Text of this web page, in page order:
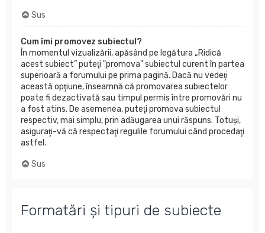
Sus
Cum îmi promovez subiectul?
În momentul vizualizării, apăsând pe legătura „Ridică
acest subiect” puteţi "promova" subiectul curent în partea
superioară a forumului pe prima pagină. Dacă nu vedeţi
această opţiune, înseamnă că promovarea subiectelor
poate fi dezactivată sau timpul permis între promovări nu
a fost atins. De asemenea, puteţi promova subiectul
respectiv, mai simplu, prin adăugarea unui răspuns. Totuşi,
asiguraţi-vă că respectaţi regulile forumului când procedaţi
astfel.
Sus
Formatări şi tipuri de subiecte